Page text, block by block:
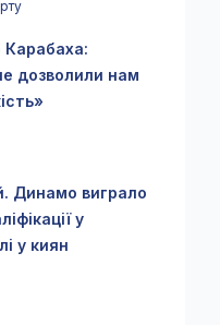
Карабаха:
дозволили нам
Динамо виграло
у
у киян